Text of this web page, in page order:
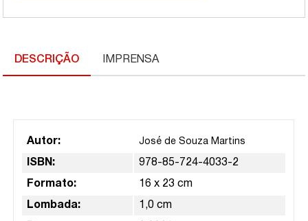
DESCRIÇÃO IMPRENSA
Autor: José de Souza Martins
ISBN: 978-85-724-4033-2
Formato: 16 x 23 cm
Lombada: 1,0 cm